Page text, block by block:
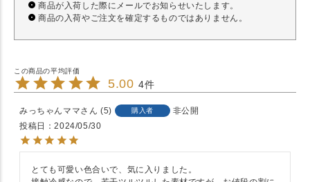
商品が入荷した際にメールでお知らせいたします。
商品の入荷やご注文を確定するものではありません。
5.00 4
みっちゃんママ 5 購入者
非公開
投稿日
2024/05/30
とても可愛い色合いで、気に入りました。